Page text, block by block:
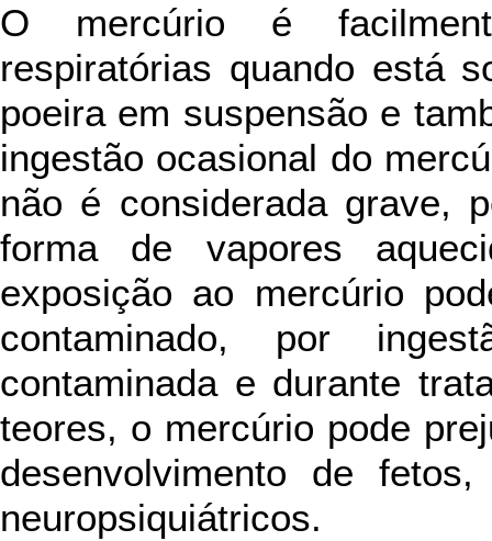
O mercúrio é
respiratórias quando está
poeira em suspensão e
ingestão ocasional do
não é considerada grave,
forma de vapores
exposição ao mercúrio
contaminado, por
contaminada e durante
teores, o mercúrio pode
desenvolvimento de
neuropsiquiátricos.